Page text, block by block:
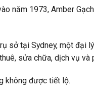
năm 1973, Amber
sở tại Sydney, một đại
sửa chữa, dịch vụ và
không được tiết lộ.